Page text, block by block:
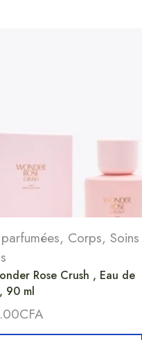
, Corps, Soins
Rose Crush , Eau de
90 ml
CFA